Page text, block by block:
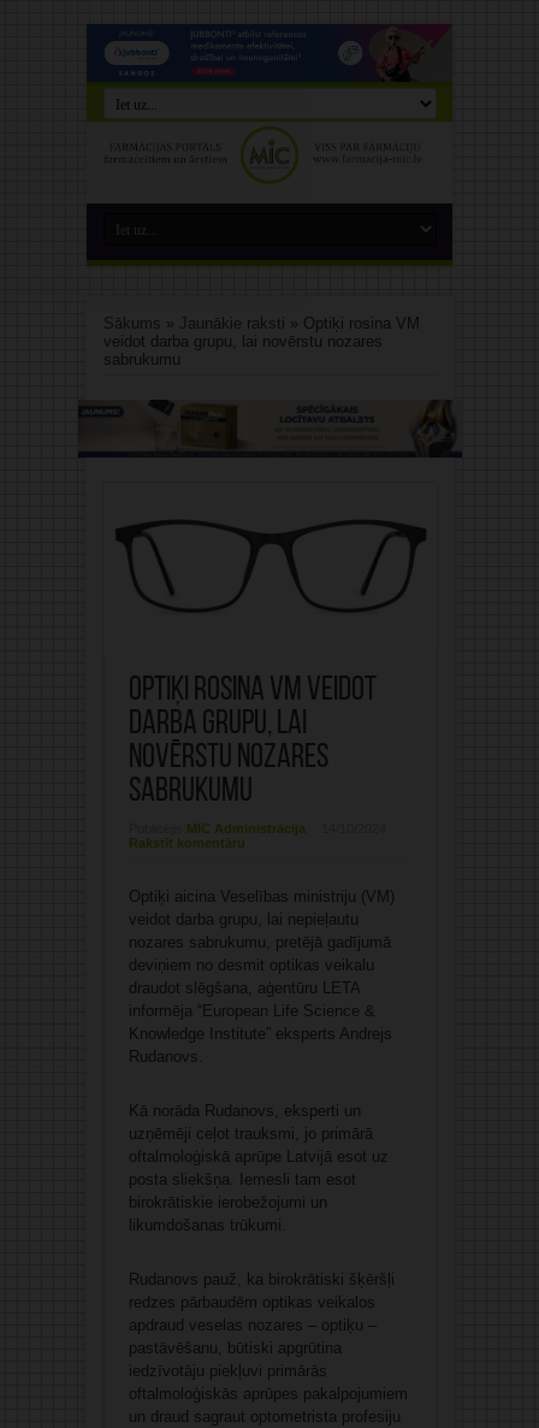
Sākums » Jaunākie raksti » Optiķi rosina VM
veidot darba grupu, lai novērstu nozares
sabrukumu
Optiķi rosina VM veidot
darba grupu, lai
novērstu nozares
sabrukumu
MIC Administrācija
Rakstīt komentāru
Optiķi aicina Veselības ministriju (VM)
veidot darba grupu, lai nepieļautu
nozares sabrukumu, pretējā gadījumā
deviņiem no desmit optikas veikalu
draudot slēgšana, aģentūru LETA
informēja “European Life Science &
Knowledge Institute” eksperts Andrejs
Rudanovs.
Kā norāda Rudanovs, eksperti un
uzņēmēji ceļot trauksmi, jo primārā
oftalmoloģiskā aprūpe Latvijā esot uz
posta sliekšņa. Iemesli tam esot
birokrātiskie ierobežojumi un
likumdošanas trūkumi.
Rudanovs pauž, ka birokrātiski šķēršļi
redzes pārbaudēm optikas veikalos
apdraud veselas nozares – optiķu –
pastāvēšanu, būtiski apgrūtina
iedzīvotāju piekļuvi primārās
oftalmoloģiskās aprūpes pakalpojumiem
un draud sagraut optometrista profesiju